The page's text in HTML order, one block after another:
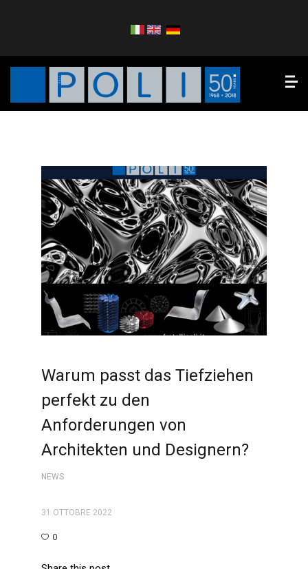
Warum passt das Tiefziehen
perfekt zu den
Anforderungen von
Architekten und Designern?
NEWS
31 OTTOBRE 2022
0